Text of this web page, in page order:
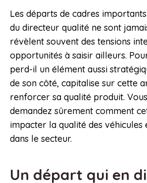
Les départs de cadres
du directeur qualité ne sont
révèlent souvent des tensions
opportunités à saisir ailleurs.
perd-il un élément aussi
de son côté, capitalise sur cette
renforcer sa qualité produit.
demandez sûrement comment
impacter la qualité des véhicules
dans le secteur.
Un départ qui en